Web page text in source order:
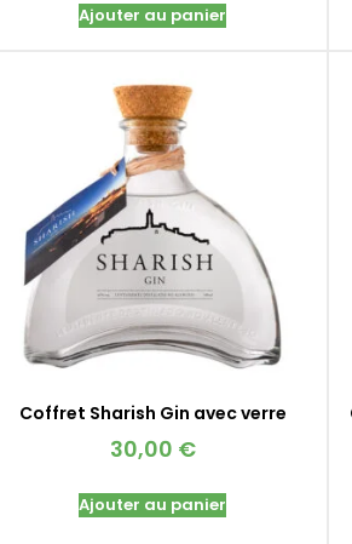
Ajouter au panier
Coffret Sharish Gin avec verre
30,00 €
Ajouter au panier